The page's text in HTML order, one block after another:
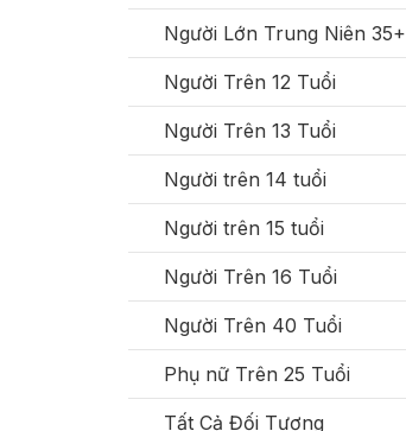
Người Lớn Trung Niên 35+
Người Trên 12 Tuổi
Người Trên 13 Tuổi
Người trên 14 tuổi
Người trên 15 tuổi
Người Trên 16 Tuổi
Người Trên 40 Tuổi
Phụ nữ Trên 25 Tuổi
Tất Cả Đối Tượng